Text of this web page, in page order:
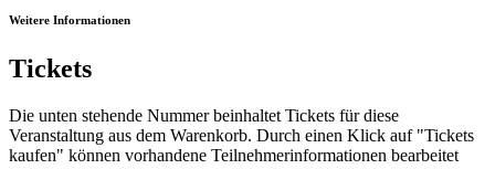
Weitere Informationen
Tickets
Die unten stehende Nummer beinhaltet Tickets für diese
Veranstaltung aus dem Warenkorb. Durch einen Klick auf "Tickets
kaufen" können vorhandene Teilnehmerinformationen bearbeitet